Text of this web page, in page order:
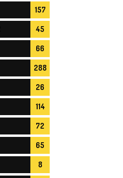
157
45
66
288
26
114
72
65
8